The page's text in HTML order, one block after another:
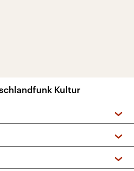
Kultur
Podcasts